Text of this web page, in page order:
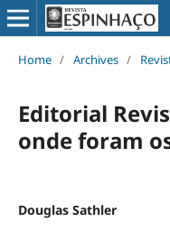
Home / Archives /
Editorial
onde foram
Douglas Sathler